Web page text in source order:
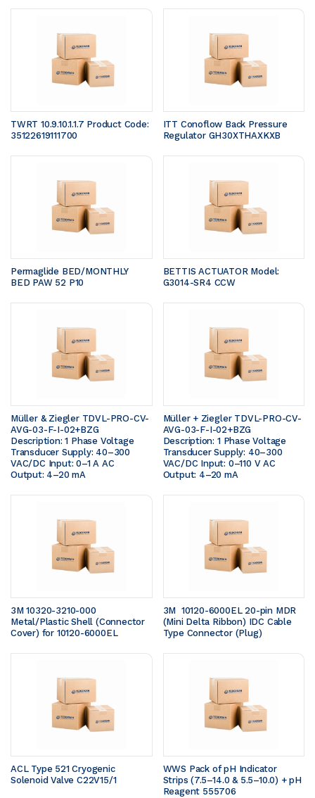
TWRT 10.9.10.1.1.7 Product Code:
35122619111700
ITT Conoflow Back Pressure
Regulator GH30XTHAXKXB
Permaglide BED/MONTHLY
BED PAW 52 P10
BETTIS ACTUATOR Model:
G3014-SR4 CCW
Müller & Ziegler TDVL-PRO-CV-
AVG-03-F-I-02+BZG
Description: 1 Phase Voltage
Transducer Supply: 40–300
VAC/DC Input: 0–1 A AC
Output: 4–20 mA
Müller + Ziegler TDVL-PRO-CV-
AVG-03-F-I-02+BZG
Description: 1 Phase Voltage
Transducer Supply: 40–300
VAC/DC Input: 0–110 V AC
Output: 4–20 mA
3M 10320-3210-000
Metal/Plastic Shell (Connector
Cover) for 10120-6000EL
3M  10120-6000EL 20-pin MDR
(Mini Delta Ribbon) IDC Cable
Type Connector (Plug)
ACL Type 521 Cryogenic
Solenoid Valve C22V15/1
WWS Pack of pH Indicator
Strips (7.5–14.0 & 5.5–10.0) + pH
Reagent 555706